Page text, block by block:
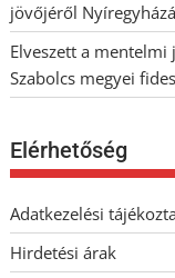
jövőjéről
Elveszett a
Szabolcs megyei
Elérhetőség
Adatkezelési
Hirdetési árak